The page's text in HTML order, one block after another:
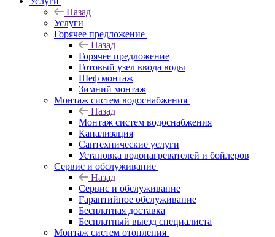
Назад
Услуги
Горячее предложение
Назад
Горячее предложение
Готовый узел ввода воды
Шеф монтаж
Зимний монтаж
Монтаж систем водоснабжения
Назад
Монтаж систем водоснабжения
Канализация
Сантехнические услуги
Установка водонагревателей и бойлеров
Сервис и обслуживание
Назад
Сервис и обслуживание
Гарантийное обслуживание
Бесплатная доставка
Бесплатный выезд специалиста
Монтаж систем отопления